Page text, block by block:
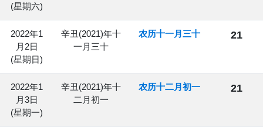
(星期六)
2022年1
月2日
(星期日)
辛丑(2021)年十
一月三十
农历十一月三十 21
2022年1
月3日
(星期一)
辛丑(2021)年十
二月初一
农历十二月初一 21